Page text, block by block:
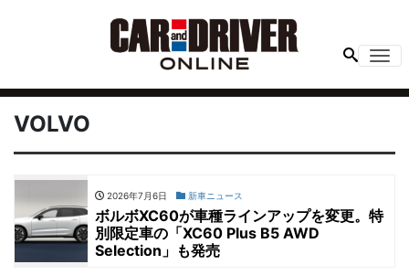
VOLVO
2026年7月6日 新車ニュース
ボルボXC60が車種ラインアップを変更。特
別限定車の「XC60 Plus B5 AWD
Selection」も発売